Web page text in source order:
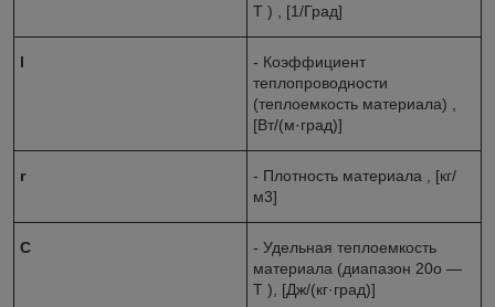
T ) , [1/Град]
l
- Коэффициент
теплопроводности
(теплоемкость материала) ,
[Вт/(м·град)]
r
- Плотность материала , [кг/
м3]
C
- Удельная теплоемкость
материала (диапазон 20o ―
T ), [Дж/(кг·град)]